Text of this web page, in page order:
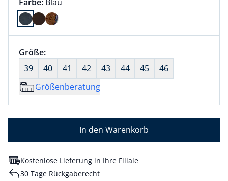
Farbe Blau ausgewählt
Größenauswahl:
Größe:nichts ausgewählt
39
40 41 42 43 44 45
46
Größenberatung
In den Warenkorb
Kostenlose Lieferung in Ihre Filiale
30 Tage Rückgaberecht